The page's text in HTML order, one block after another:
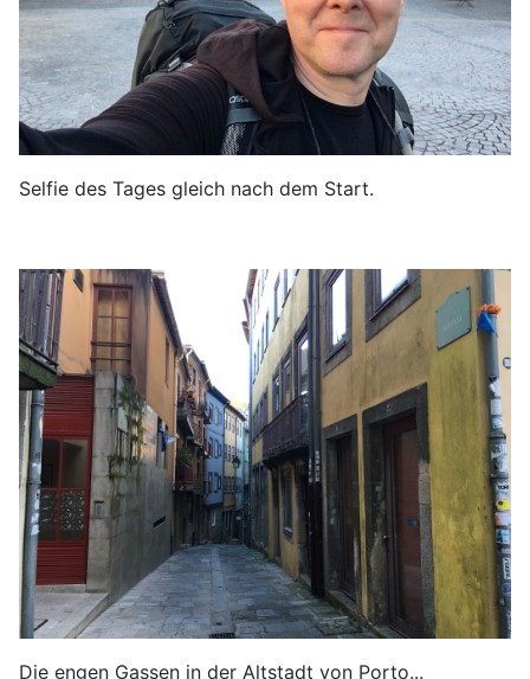
Selfie des Tages gleich nach dem Start.
Die engen Gassen in der Altstadt von Porto...